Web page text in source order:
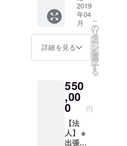
料配布
チェッ
クポイ
ント」
(1万円
相当）
代表歯
科医師
によ
る、世
界レベ
ルの
知って
おきた
い歯の
ベイ
シック
フロス
サービ
スお一
人10分
9:30-
で、実
施日数
は人数
により
ます。
（宿泊
費、交
生士に
よる60
分間の
セミ
ナー
「日本
人の８
周病！
います
ぐ実践
すべ
き、ス
ウェー
デン式
2019
年04
月
詳細を見る
こ
の
リ
タ
ー
ン
を
選
択
す
る
550
,00
0 円
【法
人】 ※
出張フ